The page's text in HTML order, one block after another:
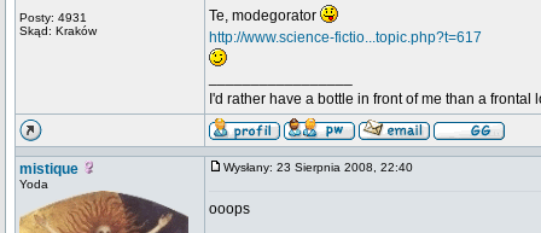
Posty: 4931
Skąd: Kraków
Te, modegorator
http://www.science-fictio...topic.php?t=617
I'd rather have a bottle in front of me than a frontal
mistique
Yoda
Wysłany: 23 Sierpnia 2008, 22:40
ooops